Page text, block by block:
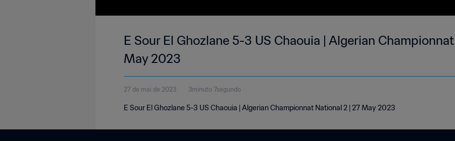
E Sour El Ghozlane 5-3 US Chaouia | Algerian
May 2023
27 de mai de 2023 3minuto 7segundo
E Sour El Ghozlane 5-3 US Chaouia | Algerian Championnat National 2 | 27 May 2023